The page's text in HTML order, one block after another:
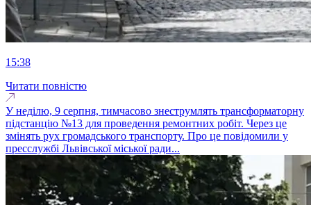
15:38
Читати повністю
У неділю, 9 серпня, тимчасово знеструмлять трансформаторну
підстанцію №13 для проведення ремонтних робіт. Через це
змінять рух громадського транспорту. Про це повідомили у
пресслужбі Львівської міської ради...